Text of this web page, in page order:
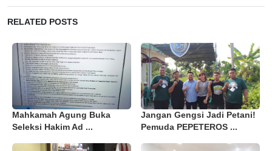
RELATED POSTS
Mahkamah Agung Buka
Seleksi Hakim Ad ...
Jangan Gengsi Jadi Petani!
Pemuda PEPETEROS ...